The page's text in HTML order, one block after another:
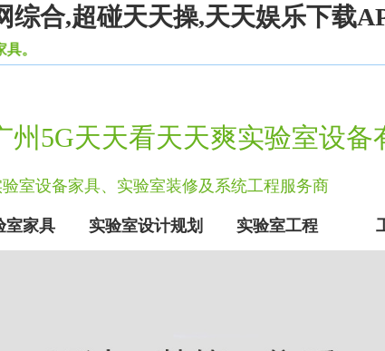
综合,超碰天天操,天天娱乐下载
州5G天天看天天爽实验室设备
室设备家具、实验室装修及系统工程服务商
室家具 实验室设计规划 实验室工程